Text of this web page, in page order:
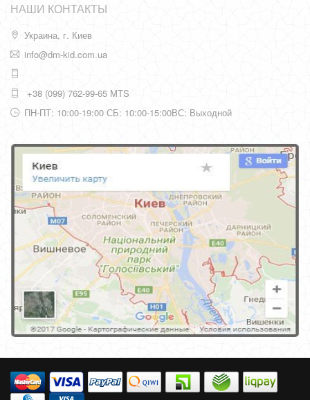
НАШИ КОНТАКТЫ
Украина, г. Киев
info@dm-kid.com.ua
+38 (099) 762-99-65 MTS
ПН-ПТ: 10:00-19:00 СБ: 10:00-15:00ВС: Выходной